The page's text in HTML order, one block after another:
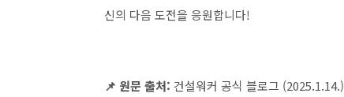
신의 다음 도전을 응원합니다!
📌 원문 출처: 건설워커 공식 블로그 (2025.1.14.)